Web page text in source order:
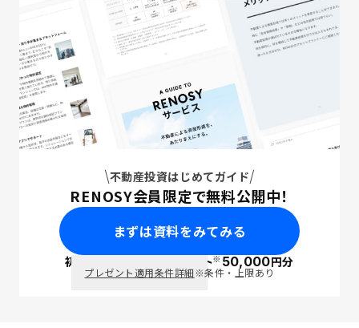
不動産投資はじめてガイド
RENOSY会員限定で無料公開中！
まずは資料をみてみる
初回面談で ポイント※50,000円分
プレゼント適用条件詳細※条件・上限あり